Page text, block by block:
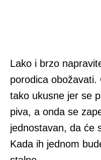
Lako i brzo
porodica
tako ukusne jer se
piva, a onda se
jednostavan, da će
Kada ih jednom